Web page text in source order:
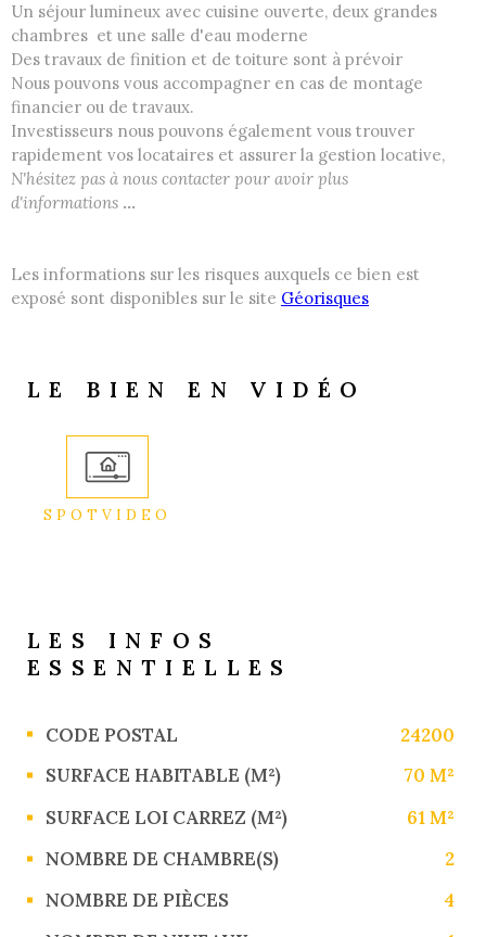
Un séjour lumineux avec cuisine ouverte, deux grandes
chambres et une salle d'eau moderne
Des travaux de finition et de toiture sont à prévoir
Nous pouvons vous accompagner en cas de montage
financier ou de travaux.
Investisseurs nous pouvons également vous trouver
rapidement vos locataires et assurer la gestion locative,
N'hésitez pas à nous contacter pour avoir plus
d'informations ...
Les informations sur les risques auxquels ce bien est
exposé sont disponibles sur le site Géorisques
LE BIEN EN VIDÉO
SPOTVIDEO
LES INFOS
ESSENTIELLES
Caractérisque Valeurs
CODE POSTAL
24200
SURFACE HABITABLE (M²)
70 M²
SURFACE LOI CARREZ (M²)
61 M²
NOMBRE DE CHAMBRE(S)
2
NOMBRE DE PIÈCES
4